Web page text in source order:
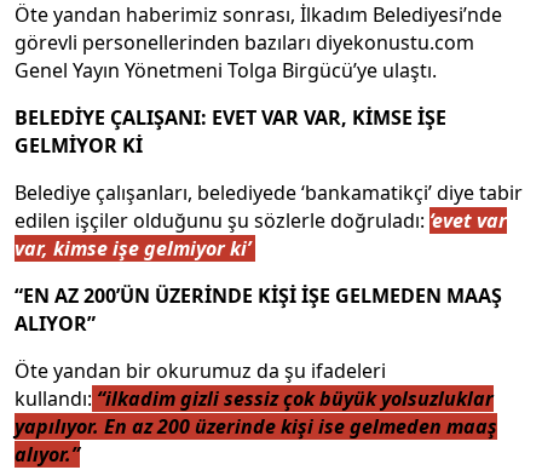
Öte yandan haberimiz sonrası, İlkadım Belediyesi’nde
görevli personellerinden bazıları diyekonustu.com
Genel Yayın Yönetmeni Tolga Birgücü’ye ulaştı.
BELEDİYE ÇALIŞANI: EVET VAR VAR, KİMSE İŞE
GELMİYOR Kİ
Belediye çalışanları, belediyede ‘bankamatikçi’ diye tabir
edilen işçiler olduğunu şu sözlerle doğruladı: ‘evet var
var, kimse işe gelmiyor ki’
“EN AZ 200’ÜN ÜZERİNDE KİŞİ İŞE GELMEDEN MAAŞ
ALIYOR”
Öte yandan bir okurumuz da şu ifadeleri
kullandı: “ilkadim gizli sessiz çok büyük yolsuzluklar
yapılıyor. En az 200 üzerinde kişi ise gelmeden maaş
alıyor.”